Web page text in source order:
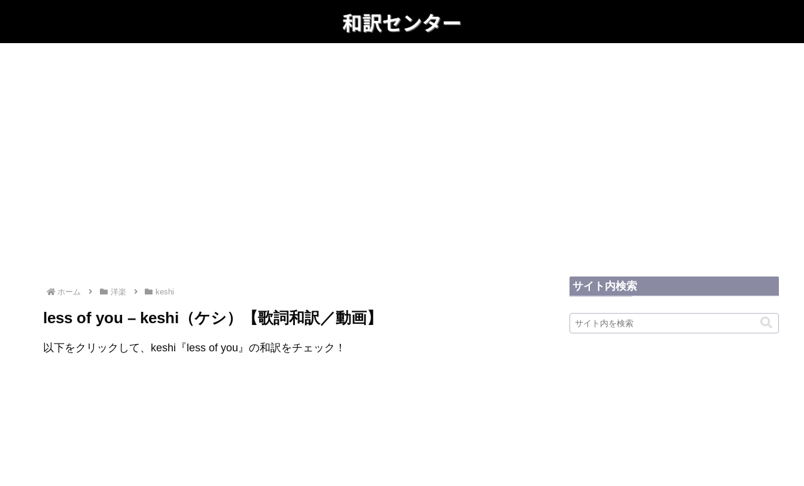
ホーム 洋楽 keshi
less of you – keshi（ケシ）【歌詞和訳／動画】
以下をクリックして、keshi『less of you』の和訳をチェック！
サイト内検索